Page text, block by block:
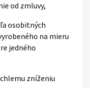
od zmluvy,
osobitných
na mieru
jedného
zníženiu